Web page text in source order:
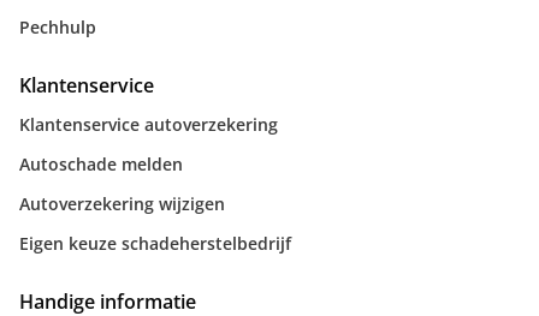
Pechhulp
Klantenservice
Klantenservice autoverzekering
Autoschade melden
Autoverzekering wijzigen
Eigen keuze schadeherstelbedrijf
Handige informatie